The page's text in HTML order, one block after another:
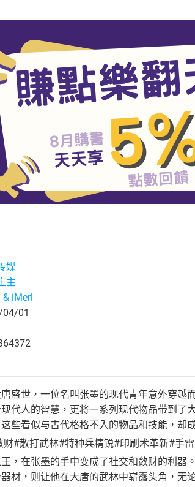
媒
主
& iMerl
04/01
盛世，一位名叫张墨的现代青年意外穿
代人的智慧，更将一系列现代物品带到
些看似与古代格格不入的物品和技能，却
#散打武林#特种兵精锐#印刷术革新#手
，在张墨的手中变成了社交和敛财的利
材，则让他在大唐的武林中崭露头角，